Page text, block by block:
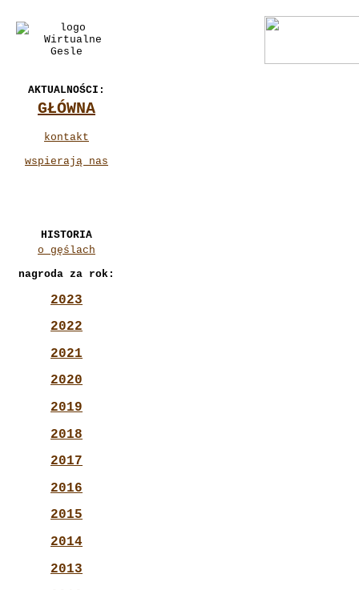
AKTUALNOŚCI:
GŁÓWNA
kontakt
wspierają nas
HISTORIA
o gęślach
nagroda za rok:
2023
2022
2021
2020
2019
2018
2017
2016
2015
2014
2013